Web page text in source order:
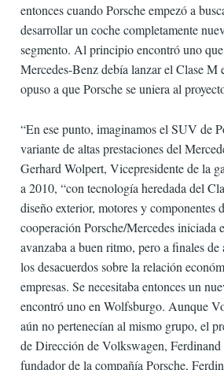
entonces cuando Porsche empezó a
desarrollar un coche completamente
segmento. Al principio encontró uno
Mercedes-Benz debía lanzar el Clase M
opuso a que Porsche se uniera al
“En ese punto, imaginamos el SUV de
variante de altas prestaciones del
Gerhard Wolpert, Vicepresidente de la
a 2010, “con tecnología heredada del
diseño exterior, motores y componentes
cooperación Porsche/Mercedes iniciada
avanzaba a buen ritmo, pero a finales de
los desacuerdos sobre la relación
empresas. Se necesitaba entonces un
encontró uno en Wolfsburgo. Aunque
aún no pertenecían al mismo grupo, el
de Dirección de Volkswagen, Ferdinand
fundador de la compañía Porsche,